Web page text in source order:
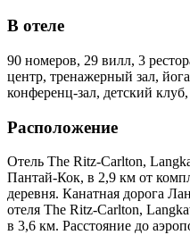
В отеле
90 номеров, 29 вилл, 3
центр, тренажерный зал,
конференц-зал, детский
Расположение
Отель The Ritz-Carlton,
Пантай-Кок, в 2,9 км от
деревня. Канатная дорога
отеля The Ritz-Carlton,
в 3,6 км. Расстояние до